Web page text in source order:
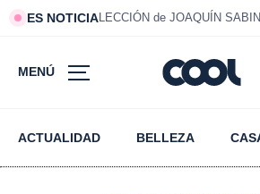
ES NOTICIALECCIÓN de JOAQUÍN
MENÚ
ACTUALIDAD BELLEZA